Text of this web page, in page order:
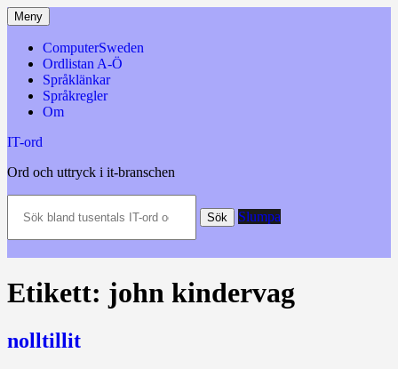
Hoppa
till
innehåll
Meny
ComputerSweden
Ordlistan A-Ö
Språklänkar
Språkregler
Om
IT-ord
Ord och uttryck i it-branschen
bland
och
datatermer
Sök Slumpa
Etikett: john kindervag
nolltillit